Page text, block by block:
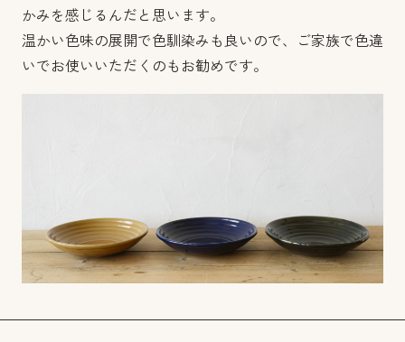
かみを感じるんだと思います。
温かい色味の展開で色馴染みも良いので、ご家族で色違
いでお使いいただくのもお勧めです。